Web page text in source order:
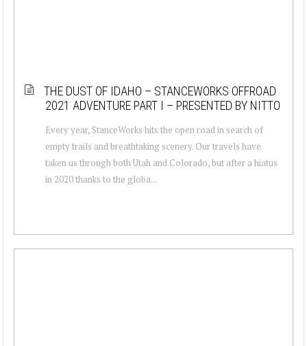
THE DUST OF IDAHO – STANCEWORKS OFFROAD
2021 ADVENTURE PART I – PRESENTED BY NITTO
Every year, StanceWorks hits the open road in search of
empty trails and breathtaking scenery. Our travels have
taken us through both Utah and Colorado, but after a hiatus
in 2020 thanks to the globa...